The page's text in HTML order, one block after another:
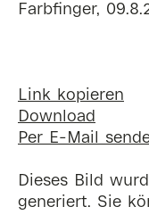
Farbfinger,
Link kopieren
Download
Per E-Mail
Dieses Bild
generiert. Sie